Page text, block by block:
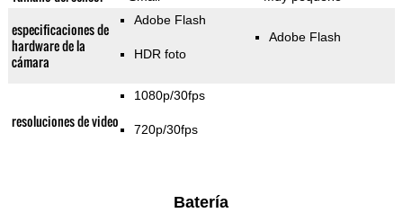
especificaciones de
hardware de la
cámara
Adobe Flash
HDR foto
Adobe Flash
resoluciones de video
1080p/30fps
720p/30fps
Batería